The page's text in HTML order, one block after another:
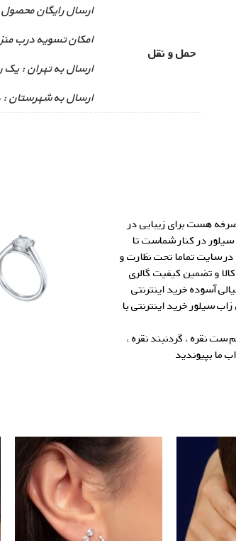
حمل و نقل
ارسال رایگان محصول
امکان تسویه درب
ارسال به تهران : یک
ارسال به شهرستان :
صرفه هست برای زیبایی در
سیلور در کنار شماست تا
در سایت تماما تحت نظارت و
و تضمین کیفیت گالری
خرید اینترنتی
سیلور خرید اینترنتی با
ست نقره ، گردنبند نقره ،
ما بپیوندید